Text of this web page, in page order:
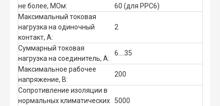
не более, МОм:
60 (для РРС6)
Максимальный токовая
нагрузка на одиночный
контакт, А:
2
Суммарный токовая
нагрузка на соединитель, А:
6....35
Максимальное рабочее
напряжение, В:
200
Сопротивление изоляции в
нормальных климатических
5000